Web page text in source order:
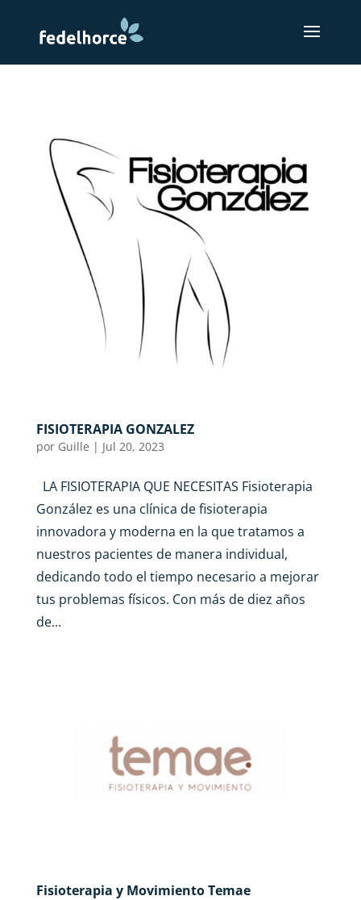
FISIOTERAPIA GONZALEZ
por Guille | Jul 20, 2023
LA FISIOTERAPIA QUE NECESITAS Fisioterapia
González es una clínica de fisioterapia
innovadora y moderna en la que tratamos a
nuestros pacientes de manera individual,
dedicando todo el tiempo necesario a mejorar
tus problemas físicos. Con más de diez años
de...
Fisioterapia y Movimiento Temae